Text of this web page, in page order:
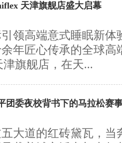
天津旗舰店盛大启幕
领高端意式睡眠新体
余年匠心传承的全球
旗舰店，在天...
团委夜校背书下的马拉松赛
大道的红砖黛瓦，当